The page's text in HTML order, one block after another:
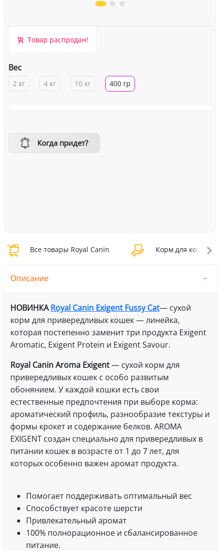
Товар распродан!
Вес
2 кг 4 кг 10 кг 400 гр
Когда придет?
Все товары Royal Canin Корм для кошек
Описание
НОВИНКАRoyal Canin Exigent Fussy Cat— сухой
корм для привередливых кошек — линейка,
которая постепенно заменит три продукта Exigent
Aromatic, Exigent Protein и Exigent Savour.
Royal Canin Aroma Exigent— сухой корм для
привередливых кошек с особо развитым
обонянием. У каждой кошки есть свои
естественные предпочтения при выборе корма:
ароматический профиль, разнообразие текстуры и
формы крокет и содержание белков. AROMA
EXIGENT создан специально для привередливых в
питании кошек в возрасте от 1 до 7 лет, для
которых особенно важен аромат продукта.
Помогает поддерживать оптимальный вес
Способствует красоте шерсти
Привлекательный аромат
100% полнорационное и сбалансированное
питание.